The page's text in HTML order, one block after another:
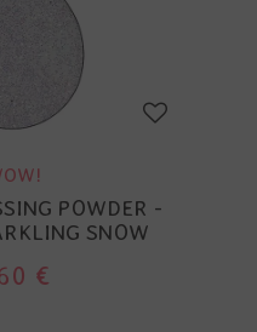
POWDER -
SNOW
€